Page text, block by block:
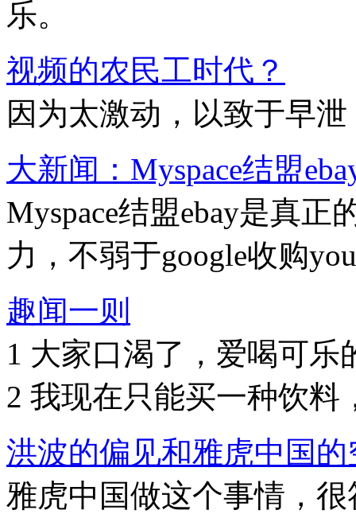
乐。
视频的农民工时代？
因为太激动，以致于早泄
大新闻：Myspace结盟
Myspace结盟ebay是真
力，不弱于google收购
趣闻一则
1 大家口渴了，爱喝可乐
2 我现在只能买一种饮料
洪波的偏见和雅虎中国的
雅虎中国做这个事情，